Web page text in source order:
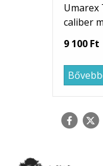
Umarex
caliber
9 100 Ft